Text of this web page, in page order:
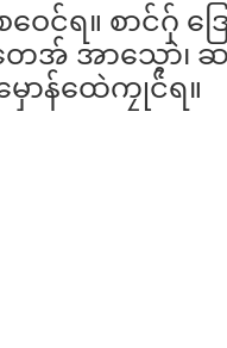
ရ။ စာင်ဂှ် ဒြေ
ေအ် အာသ္ၚောဲ၊
ောန်ထေဲကၠုင်ရ။